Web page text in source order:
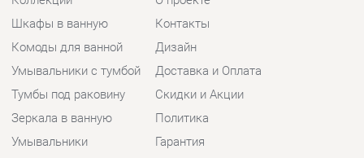
ГОРОДА
Екатеринбург
КОНТАКТЫ
Шоурум и склад самовывоза
Адрес: г. Екатеринбург,
Металлургов, 84
Телефон: +7 (343) 382-20-86